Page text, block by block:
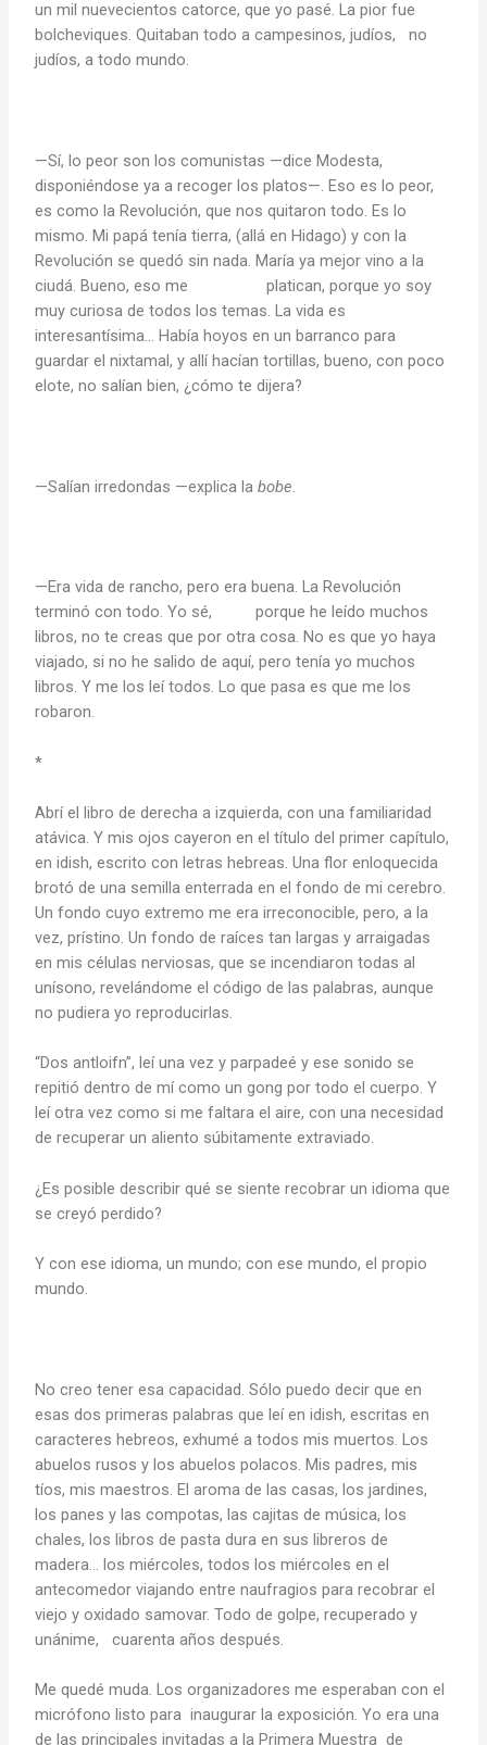
un mil nuevecientos catorce, que yo pasé. La pior fue
bolcheviques. Quitaban todo a campesinos, judíos, no
judíos, a todo mundo.
—Sí, lo peor son los comunistas —dice Modesta,
disponiéndose ya a recoger los platos—. Eso es lo peor,
es como la Revolución, que nos quitaron todo. Es lo
mismo. Mi papá tenía tierra, (allá en Hidago) y con la
Revolución se quedó sin nada. María ya mejor vino a la
ciudá. Bueno, eso me platican, porque yo soy
muy curiosa de todos los temas. La vida es
interesantísima… Había hoyos en un barranco para
guardar el nixtamal, y allí hacían tortillas, bueno, con poco
elote, no salían bien, ¿cómo te dijera?
—Salían irredondas —explica labobe
—Era vida de rancho, pero era buena. La Revolución
terminó con todo. Yo sé, porque he leído muchos
libros, no te creas que por otra cosa. No es que yo haya
viajado, si no he salido de aquí, pero tenía yo muchos
libros. Y me los leí todos. Lo que pasa es que me los
robaron.
*
Abrí el libro de derecha a izquierda, con una familiaridad
atávica. Y mis ojos cayeron en el título del primer capítulo,
en idish, escrito con letras hebreas. Una flor enloquecida
brotó de una semilla enterrada en el fondo de mi cerebro.
Un fondo cuyo extremo me era irreconocible, pero, a la
vez, prístino. Un fondo de raíces tan largas y arraigadas
en mis células nerviosas, que se incendiaron todas al
unísono, revelándome el código de las palabras, aunque
no pudiera yo reproducirlas.
“Dos antloifn”, leí una vez y parpadeé y ese sonido se
repitió dentro de mí como un gong por todo el cuerpo. Y
leí otra vez como si me faltara el aire, con una necesidad
de recuperar un aliento súbitamente extraviado.
¿Es posible describir qué se siente recobrar un idioma que
se creyó perdido?
Y con ese idioma, un mundo; con ese mundo, el propio
mundo.
No creo tener esa capacidad. Sólo puedo decir que en
esas dos primeras palabras que leí en idish, escritas en
caracteres hebreos, exhumé a todos mis muertos. Los
abuelos rusos y los abuelos polacos. Mis padres, mis
tíos, mis maestros. El aroma de las casas, los jardines,
los panes y las compotas, las cajitas de música, los
chales, los libros de pasta dura en sus libreros de
madera… los miércoles, todos los miércoles en el
antecomedor viajando entre naufragios para recobrar el
viejo y oxidado samovar. Todo de golpe, recuperado y
unánime, cuarenta años después.
Me quedé muda. Los organizadores me esperaban con el
micrófono listo para inaugurar la exposición. Yo era una
de las principales invitadas a la Primera Muestra de